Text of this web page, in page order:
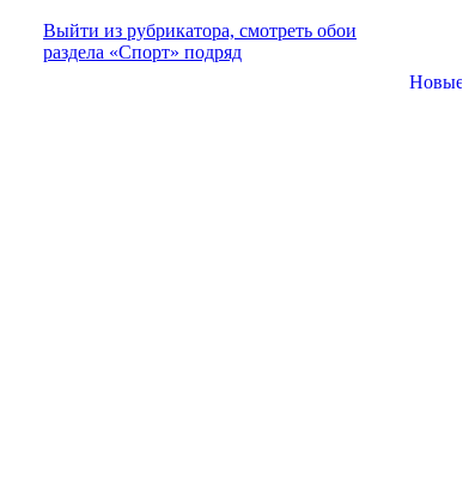
Выйти из рубрикатора, смотреть обои
раздела «Спорт» подряд